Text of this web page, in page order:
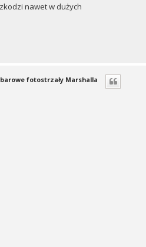
nawet w dużych
fotostrzały Marshalla